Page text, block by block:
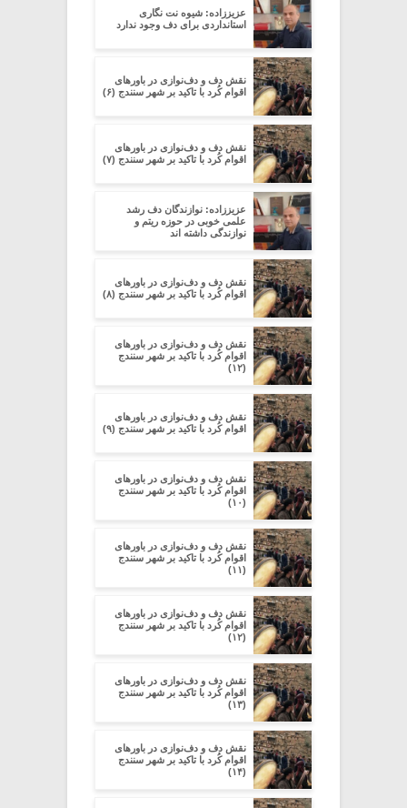
عزیززاده: شیوه نت نگاری
استانداردی برای دف وجود ندارد
نقش دف و دف‌نوازی در باورهای
اقوام کُرد با تاکید بر شهر سنندج (۶)
نقش دف و دف‌نوازی در باورهای
اقوام کُرد با تاکید بر شهر سنندج (۷)
عزیززاده: نوازندگان دف رشد
علمی خوبی در حوزه ریتم و
نوازندگی داشته اند
نقش دف و دف‌نوازی در باورهای
اقوام کُرد با تاکید بر شهر سنندج (۸)
نقش دف و دف‌نوازی در باورهای
اقوام کُرد با تاکید بر شهر سنندج
(۱۲)
نقش دف و دف‌نوازی در باورهای
اقوام کُرد با تاکید بر شهر سنندج (۹)
نقش دف و دف‌نوازی در باورهای
اقوام کُرد با تاکید بر شهر سنندج
(۱۰)
نقش دف و دف‌نوازی در باورهای
اقوام کُرد با تاکید بر شهر سنندج
(۱۱)
نقش دف و دف‌نوازی در باورهای
اقوام کُرد با تاکید بر شهر سنندج
(۱۲)
نقش دف و دف‌نوازی در باورهای
اقوام کُرد با تاکید بر شهر سنندج
(۱۳)
نقش دف و دف‌نوازی در باورهای
اقوام کُرد با تاکید بر شهر سنندج
(۱۴)